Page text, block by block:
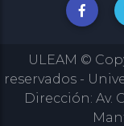
ULEAM ©
reservados -
Dirección: Av.